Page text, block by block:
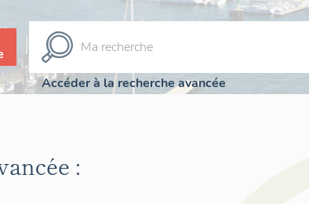
Accéder à la recherche avancée
: